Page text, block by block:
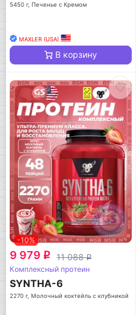
5450 г, Печенье с Кремом
MAXLER (USA)
В корзину
-10%
9 979 q 11 088q
Комплексный протеин
SYNTHA-6
2270 г, Молочный коктейль с клубникой